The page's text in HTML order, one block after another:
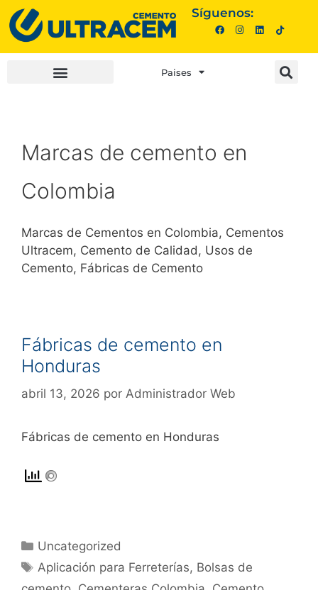
Síguenos:
Paises
Marcas de cemento en
Colombia
Marcas de Cementos en Colombia, Cementos
Ultracem, Cemento de Calidad, Usos de
Cemento, Fábricas de Cemento
Fábricas de cemento en
Honduras
abril 13, 2026 por Administrador Web
Fábricas de cemento en Honduras
Uncategorized
Aplicación para Ferreterías, Bolsas de